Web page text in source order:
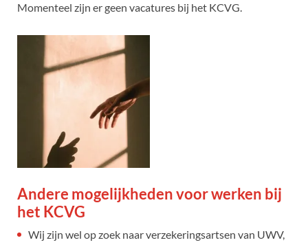
Momenteel zijn er geen vacatures bij het KCVG.
Andere mogelijkheden voor werken bij
het KCVG
Wij zijn wel op zoek naar verzekeringsartsen van UWV,